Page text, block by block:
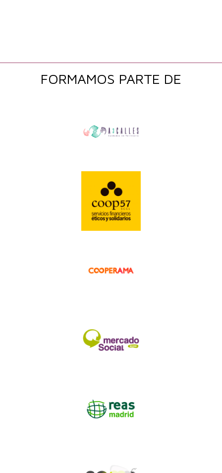
FORMAMOS PARTE DE